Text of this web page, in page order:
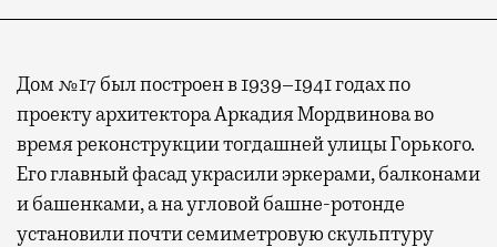
Дом №17 был построен в 1939–1941 годах по
проекту архитектора Аркадия Мордвинова во
время реконструкции тогдашней улицы Горького.
Его главный фасад украсили эркерами, балконами
и башенками, а на угловой башне-ротонде
установили почти семиметровую скульптуру